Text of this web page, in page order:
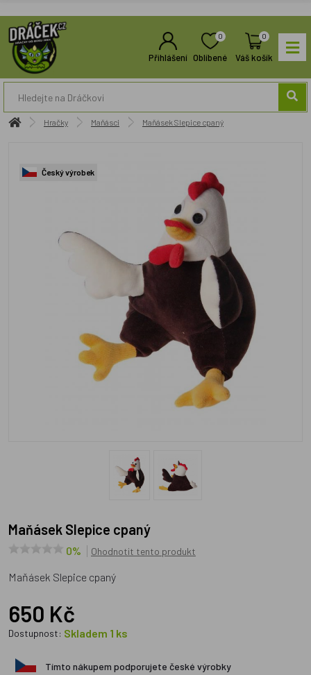
Přihlášení
0
Oblíbené
0
Váš košík
Hračky Maňásci Maňásek Slepice cpaný
Český výrobek
Maňásek Slepice cpaný
0% Ohodnotit tento produkt
Maňásek Slepice cpaný
650 Kč
Dostupnost: Skladem 1 ks
Tímto nákupem podporujete české výrobky